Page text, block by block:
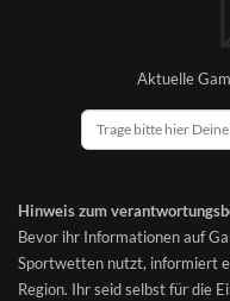
Aktuelle
Hinweis zum
Bevor ihr Informationen auf
Sportwetten nutzt, informiert
Region. Ihr seid selbst für die